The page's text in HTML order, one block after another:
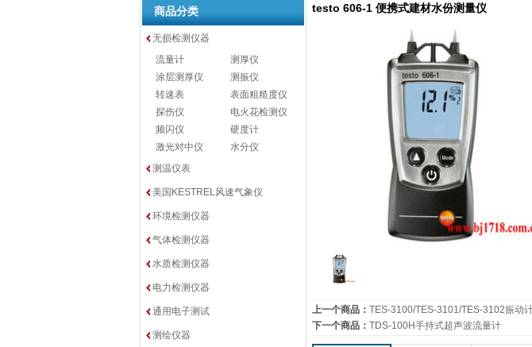
商品分类
无损检测仪器
流量计
测厚仪
涂层测厚仪
测振仪
转速表
表面粗糙度仪
探伤仪
电火花检测仪
频闪仪
硬度计
激光对中仪
水分仪
测温仪表
美国KESTREL风速气象仪
环境检测仪器
气体检测仪器
水质检测仪器
电力检测仪器
通用电子测试
测绘仪器
testo 606-1 便携式建材水份测量仪
上一个商品： TES-3100/TES-3101/TES-3102振动
下一个商品： TDS-100H手持式超声波流量计